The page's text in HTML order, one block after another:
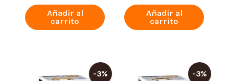
Añadir al
carrito
Añadir al
carrito
-3% -3%